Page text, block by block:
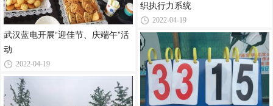
武汉蓝电开展“迎佳节、庆端午”活
动
2022-04-19
织执行力系统
2022-04-19